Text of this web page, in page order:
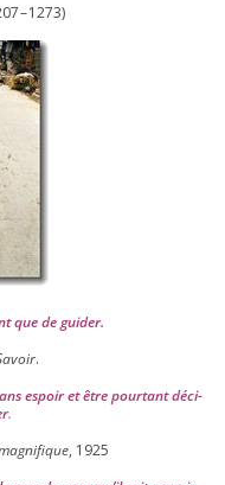
–1273)
que de gui­der.
.
espoir et être pour­tant déci­
.
, 1925